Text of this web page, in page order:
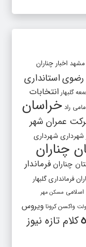
مشهد اخبار چناران
رضویاستانداری
گلبهار انتخابات
راد خراسان
عمران شهر
شهرداری شهرداری
چناران
چناران فرماندار
فرمانداری گلبهار
مسکن مهر
واکسن کرونا ویروس
کلام تازه نیوز